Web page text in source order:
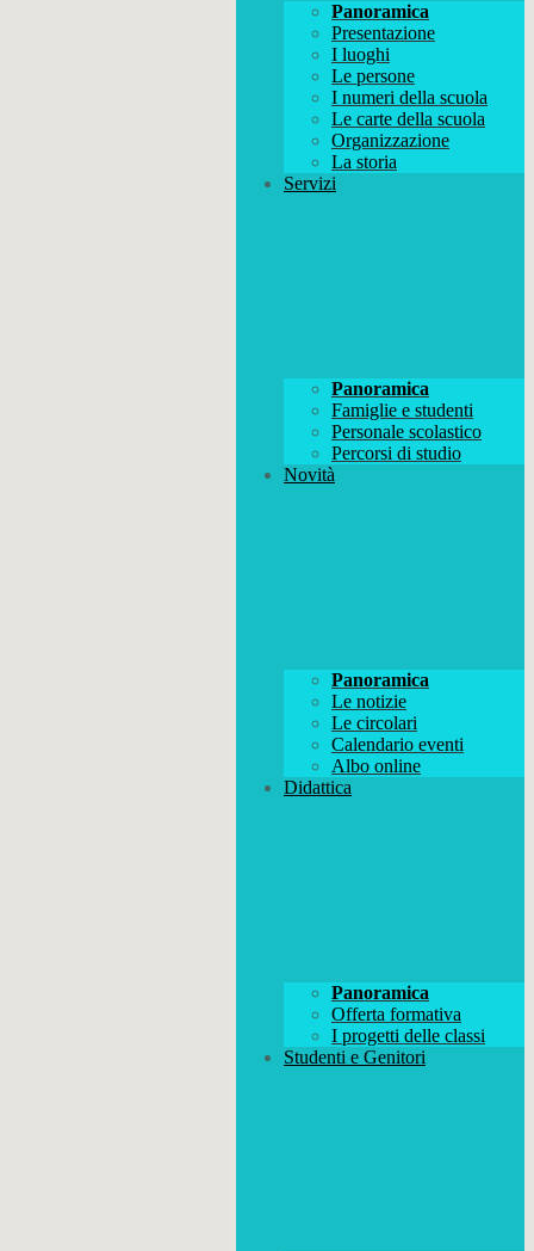
Panoramica
Presentazione
I luoghi
Le persone
I numeri della scuola
Le carte della scuola
Organizzazione
La storia
Servizi
Panoramica
Famiglie e studenti
Personale scolastico
Percorsi di studio
Novità
Panoramica
Le notizie
Le circolari
Calendario eventi
Albo online
Didattica
Panoramica
Offerta formativa
I progetti delle classi
Studenti e Genitori